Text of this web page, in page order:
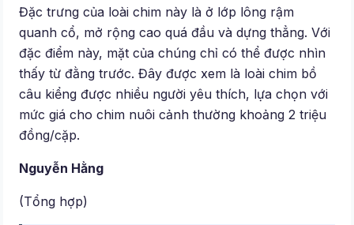
Đặc trưng của loài chim này là ở lớp lông rậm
quanh cổ, mở rộng cao quá đầu và dựng thẳng. Với
đặc điểm này, mặt của chúng chỉ có thể được nhìn
thấy từ đằng trước. Đây được xem là loài chim bồ
câu kiểng được nhiều người yêu thích, lựa chọn với
mức giá cho chim nuôi cảnh thường khoảng 2 triệu
đồng/cặp.
Nguyễn Hằng
(Tổng hợp)